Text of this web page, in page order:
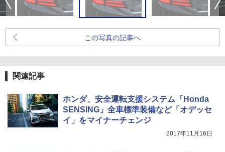
この写真の記事へ
関連記事
ホンダ、安全運転支援システム「Honda
SENSING」全車標準装備など「オデッセ
イ」をマイナーチェンジ
2017年11月16日